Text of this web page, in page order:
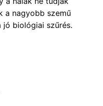
a nagyobb szemű
jó biológiai szűrés.